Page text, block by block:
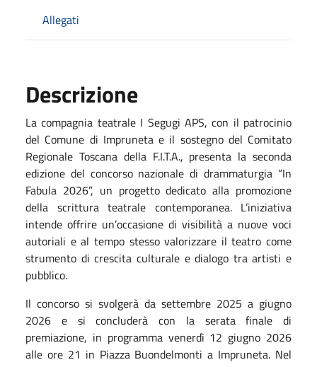
Allegati
Descrizione
La compagnia teatrale I Segugi APS, con il patrocinio
del Comune di Impruneta e il sostegno del Comitato
Regionale Toscana della F.I.T.A., presenta la seconda
edizione del concorso nazionale di drammaturgia “In
Fabula 2026”, un progetto dedicato alla promozione
della scrittura teatrale contemporanea. L’iniziativa
intende offrire un’occasione di visibilità a nuove voci
autoriali e al tempo stesso valorizzare il teatro come
strumento di crescita culturale e dialogo tra artisti e
pubblico.
Il concorso si svolgerà da settembre 2025 a giugno
2026 e si concluderà con la serata finale di
premiazione, in programma venerdì 12 giugno 2026
alle ore 21 in Piazza Buondelmonti a Impruneta. Nel